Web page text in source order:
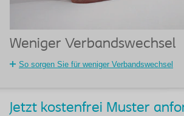
Weniger Verbandswechsel
So sorgen Sie für weniger Verbandswechsel
Jetzt kostenfrei Muster